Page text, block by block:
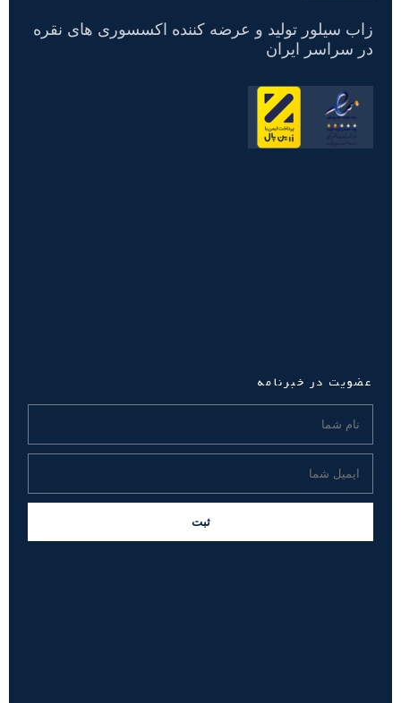
زاب سیلور تولید و عرضه کننده اکسسوری های نقره
در سراسر ایران
عضویت در خبرنامه
ثبت